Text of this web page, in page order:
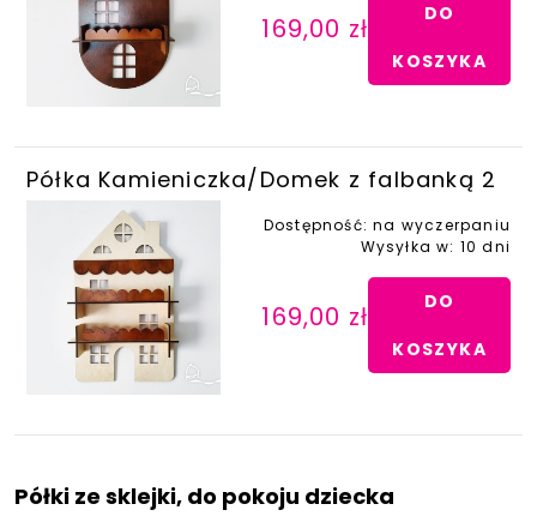
169,00 zł
DO
KOSZYKA
Półka Kamieniczka/Domek z falbanką 2
Dostępność: na wyczerpaniu
Wysyłka w: 10 dni
169,00 zł
DO
KOSZYKA
Półki ze sklejki, do pokoju dziecka